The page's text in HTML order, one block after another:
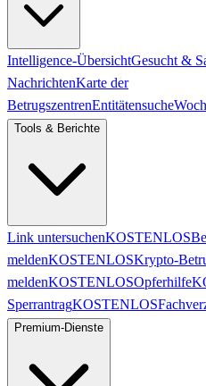
Intelligence-ÜbersichtGesucht &
NachrichtenKarte der
BetrugszentrenEntitätensuche
Tools & Berichte
Link untersuchenKOSTENLOS
meldenKOSTENLOSKrypto-
meldenKOSTENLOSOpferhilfe
SperrantragKOSTENLOS
Premium-Dienste